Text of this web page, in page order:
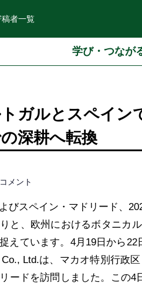
稿者一覧
学び・つなが
ガルとスペイン
深耕へ転換
コメント
びスペイン・マドリード、
と、欧州におけるボタニカ
えています。4月19日から
Ltd.は、マカオ特別行政
ードを訪問しました。この4